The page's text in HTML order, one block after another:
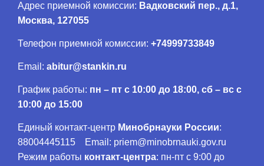
Адрес приемной комиссии: Вадковский пер., д.1,
Москва, 127055
Телефон приемной комиссии: +74999733849
Email: abitur@stankin.ru
График работы: пн – пт с 10:00 до 18:00, сб – вс с
10:00 до 15:00
Единый контакт-центр Минобрнауки России:
88004445115 Email: priem@minobrnauki.gov.ru
Режим работы контакт-центра: пн-пт с 9:00 до